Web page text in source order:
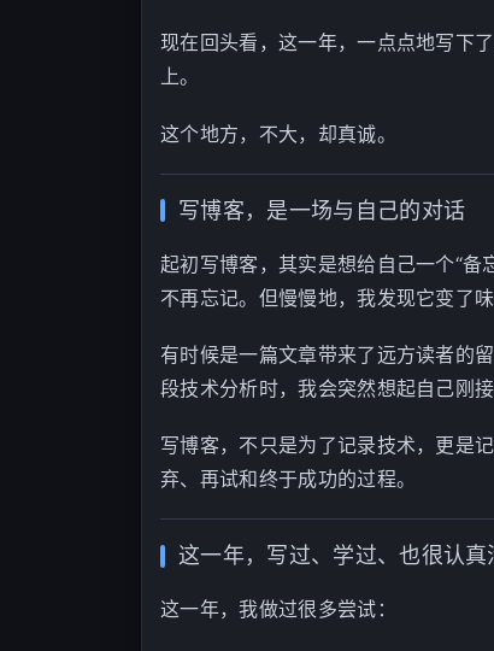
现在回头看，这一年，一点点地写下
上。
这个地方，不大，却真诚。
写博客，是一场与自己的对话
起初写博客，其实是想给自己一个“
不再忘记。但慢慢地，我发现它变了
有时候是一篇文章带来了远方读者的
段技术分析时，我会突然想起自己刚
写博客，不只是为了记录技术，更是
弃、再试和终于成功的过程。
这一年，写过、学过、也很认真
这一年，我做过很多尝试：